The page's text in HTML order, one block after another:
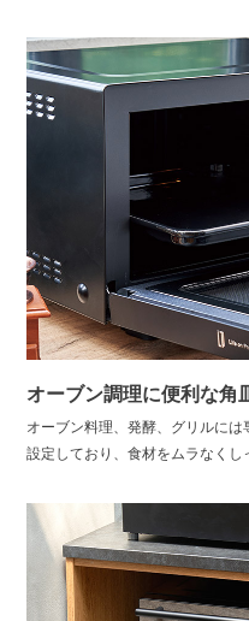
オーブン調理に便利な角
オーブン料理、発酵、グリルに
設定しており、食材をムラなくし